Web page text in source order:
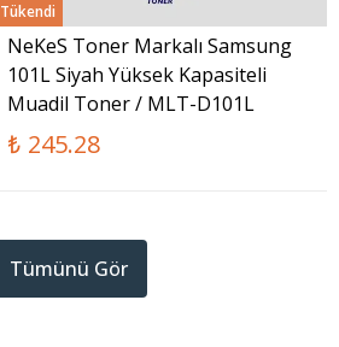
Tükendi
NeKeS Toner Markalı Samsung
101L Siyah Yüksek Kapasiteli
Muadil Toner / MLT-D101L
₺ 245.28
Tümünü Gör